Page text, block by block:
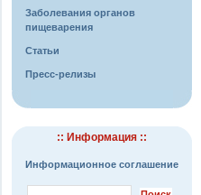
Заболевания органов
пищеварения
Статьи
Пресс-релизы
:: Информация ::
Информационное соглашение